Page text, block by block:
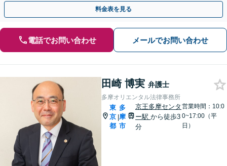
間相談可】【完全個室相談】
料金表を見る
電話でお問い合わせ メールでお問い合わせ
田崎 博実 弁護士
多摩オリエンタル法律事務所
東
京
都
|
多
摩
市
京王多摩センタ
ー駅から徒歩3
分
営業時間：10:0
0~17:00（平
日）